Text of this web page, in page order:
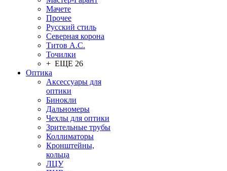
Мачете
Прочее
Русский стиль
Северная корона
Титов А.С.
Точилки
+ ЕЩЕ 26
Оптика
Аксессуары для
оптики
Бинокли
Дальномеры
Чехлы для оптики
Зрительные трубы
Коллиматоры
Кронштейны,
кольца
ЛЦУ